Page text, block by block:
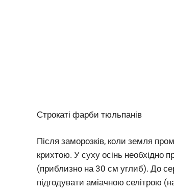
Строкаті фарби тюльпанів
Після заморозків, коли земля
крихтою. У суху осінь необхідно
(приблизно на 30 см углиб). До
підгодувати аміачною селітрою